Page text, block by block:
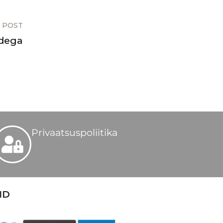
POST
Privaatsuspoliitika